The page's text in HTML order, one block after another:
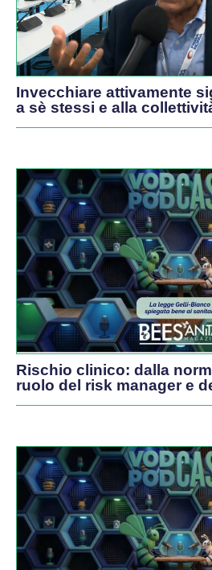
Invecchiare attivamente
a sè stessi e alla
PODCAST
Rischio clinico: dalla
ruolo del risk manager e